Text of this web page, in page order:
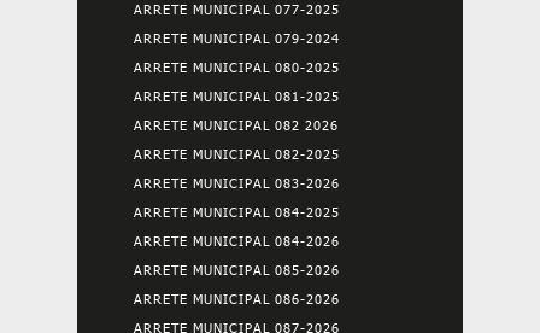
ARRETE MUNICIPAL 077-2025
ARRETE MUNICIPAL 079-2024
ARRETE MUNICIPAL 080-2025
ARRETE MUNICIPAL 081-2025
ARRETE MUNICIPAL 082 2026
ARRETE MUNICIPAL 082-2025
ARRETE MUNICIPAL 083-2026
ARRETE MUNICIPAL 084-2025
ARRETE MUNICIPAL 084-2026
ARRETE MUNICIPAL 085-2026
ARRETE MUNICIPAL 086-2026
ARRETE MUNICIPAL 087-2026